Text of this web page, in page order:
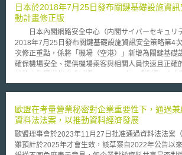
關鍵領域建立相關策略：一、建立有效且合理的規範
動創新之技術與能力；以及三、促進國際投資與合作。 路線圖文件並
針對2020至2025年之區塊鏈發展進行規劃，相關措施包含： 重新
區塊鏈諮詢委員會為國家區塊鏈路線圖推動委員會，
推動之職權。 建立由產業、研究團隊以及政府合作之團隊，以分析未來可
能之應用案例。 對目前使用案例進行經濟分析與研究可能措施選項。 建立
與連結政府端區塊鏈使用者，以促進學習交流與進一步應用。
提供商密切合作進行商業創新研究，以提出可供實際
與教育機構合作發展關於區塊鏈資格技能之共同框架與課
區塊鏈新創公司提出能力發展協助計畫，使其可向全
業。 引導外資投資以促進澳洲區塊鏈生態系建立。 引導既有雙邊協議進行
區塊鏈前端計畫之合作與發展。 增加政府部門合作以確保澳洲企業可與發
日本於2018年7月25日發布關鍵基礎設施資
動計畫修正版
日本內閣網路安全中心（内閣サイバーセキュリ
2018年7月25日發布關鍵基礎設施資訊安全策略第4
次修正重點，係將「機場（空港）」新增為關鍵基礎
確保機場安全、提供機場乘客與相關人員快速且正確
報告與服務維持的指南，則為2018年4月1日發布之
ドライン第1版）」。 該確保機場資訊安全的安全指南，係參考日本於
2015年5月發布之關鍵基礎設施資訊安全對策優先順
フラにおける情報セキュリティ対策の優先順位付け
制定，以規劃（Plan）—執行（Do）—查核（Check
觀點建立管理與應變對策，將IT障礙分為故意（接收
歐盟在考量營業秘密對企業重要性下，通過
資料法法案，以推動資料經濟發展
歐盟理事會於2023年11月27日批准通過資料法法案
雖預計於2025年才會生效，該草案自2022年公告以